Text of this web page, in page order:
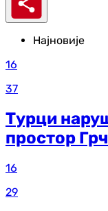
Најновије
16
37
Турци
простор
16
29